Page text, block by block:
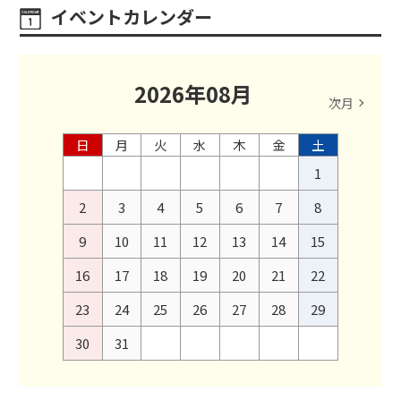
イベントカレンダー
2026年08月 次月
日 月 火 水 木 金
土
1
2
3 4 5 6 7
8
9
10 11 12 13 14
15
16
17 18 19 20 21
22
23
24 25 26 27 28
29
30
31